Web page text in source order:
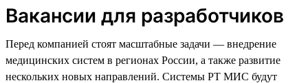
Вакансии для разработчиков
Перед компанией стоят масштабные задачи — внедрение
медицинских систем в регионах России, а также развитие
нескольких новых направлений. Системы РТ МИС будут